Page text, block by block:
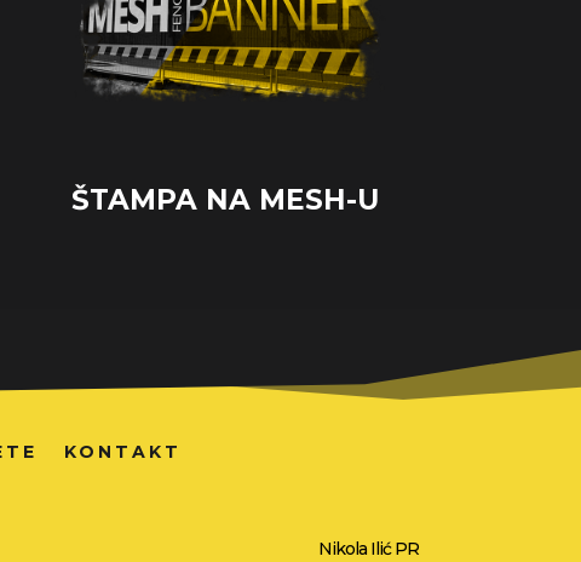
ŠTAMPA NA MESH-U
KONTAKT
Nikola Ilić PR